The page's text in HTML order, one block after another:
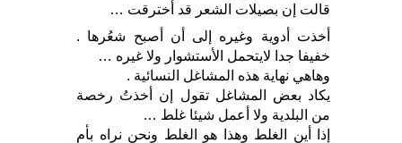
قالت إن بصيلات الشعر قد أخترقت …
أخذت أدوية وغيره إلى أن أصبح شعُرها .
خفيفا جدا لايتحمل الأستشوار ولا غيره …
وهاهي نهاية هذه المشاغل النسائية .
يكاد بعض المشاغل تقول إن أخذتُ رخصة
من البلدية ولا أعمل شيئا غلط …
إذا أين الغلط وهذا هو الغلط ونحن نراه بأم